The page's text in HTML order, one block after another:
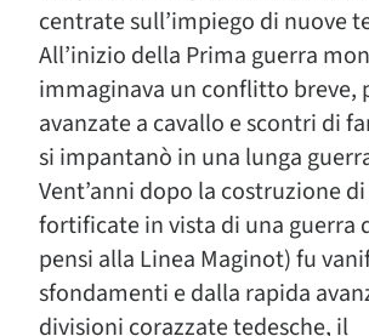
centrate sull’impiego di nuove
All’inizio della Prima guerra
immaginava un conflitto breve,
avanzate a cavallo e scontri di
si impantanò in una lunga
Vent’anni dopo la costruzione
fortificate in vista di una guerra
pensi alla Linea Maginot) fu
sfondamenti e dalla rapida
divisioni corazzate tedesche, il